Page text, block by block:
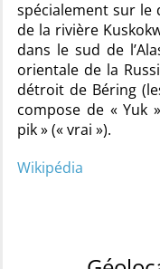
spécialement sur le
de la rivière
dans le sud de
orientale de la
détroit de Béring
compose de « Yuk
pik » (« vrai »).
Wikipédia